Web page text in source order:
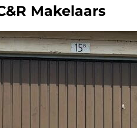
Makelaars